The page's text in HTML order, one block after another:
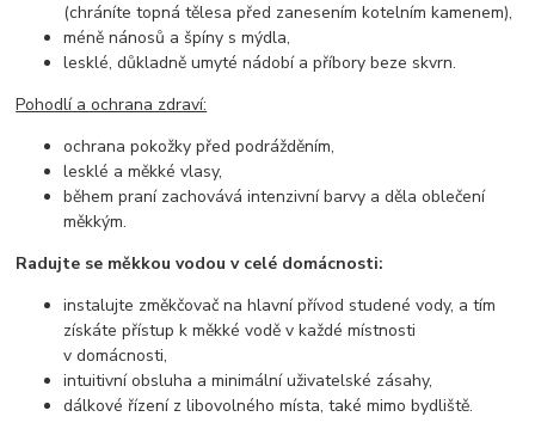
(chráníte topná tělesa před zanesením kotelním kamenem),
méně nánosů a špíny s mýdla,
lesklé, důkladně umyté nádobí a příbory beze skvrn.
Pohodlí a ochrana zdraví:
ochrana pokožky před podrážděním,
lesklé a měkké vlasy,
během praní zachovává intenzivní barvy a děla oblečení
měkkým.
Radujte se měkkou vodou v celé domácnosti:
instalujte změkčovač na hlavní přívod studené vody, a tím
získáte přístup k měkké vodě v každé místnosti
v domácnosti,
intuitivní obsluha a minimální uživatelské zásahy,
dálkové řízení z libovolného místa, také mimo bydliště.